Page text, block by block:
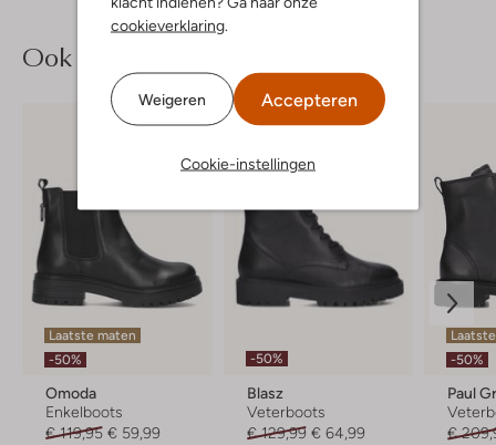
cookieverklaring.
Weigeren Accepteren
Cookie-instellingen
Ook iets voor jou?
Laatste maten
-50%
Omoda
Enkelboots
€ 119,95 € 59,99
-50%
Blasz
Veterboots
€ 129,99 € 64,99
-50%
Paul
€